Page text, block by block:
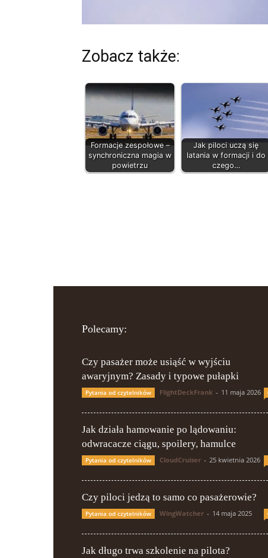
Zobacz także:
Formacje zespołowe –
synchroniczna magia w
powietrzu
Jak piloci uczą się
latania w formacji i do
czego…
Polecamy:
Czy pasażer może usiąść w wyjściu
awaryjnym? Zasady i typowe pułapki
Pytania od czytelników FlightDeckFrank - 11 maja 2026
Jak działa hamowanie po lądowaniu:
odwracacze ciągu, spoilery, hamulce
Pytania od czytelników CloudCruiser - 25 kwietnia 2026
Czy piloci jedzą to samo co pasażerowie?
Pytania od czytelników WingWatcher - 14 maja 2025
Jak długo trwa szkolenie na pilota?